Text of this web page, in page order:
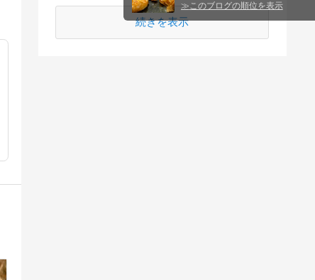
≫ このブログの順位を表示
続きを表示